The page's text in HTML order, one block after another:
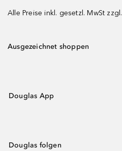
Alle Preise inkl. gesetzl. MwSt zzgl.
Ausgezeichnet shoppen
Douglas App
Douglas folgen